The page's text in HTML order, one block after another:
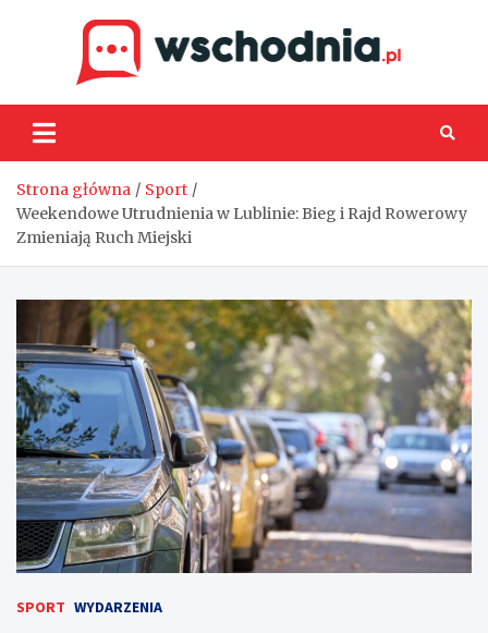
Strona główna
Sport
Weekendowe Utrudnienia w Lublinie: Bieg i Rajd Rowerowy
Zmieniają Ruch Miejski
SPORT WYDARZENIA